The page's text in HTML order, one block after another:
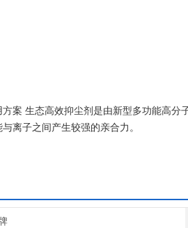
案 生态高效抑尘剂是由新型多功能高
离子之间产生较强的亲合力。